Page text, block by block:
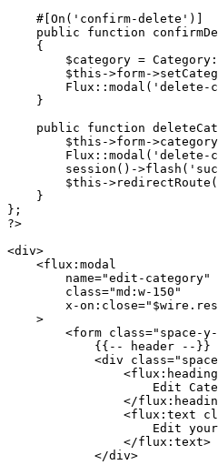
    #[
On ( 'confirm-delete' )
    public
function
    {
        $category
= Category
        $this
->form->
        Flux
:: modal ( 'delete-
    }
    public
function
        $this
->form->category
        Flux
:: modal ( 'delete-
        session
() ->flash (
        $this
->redirectRoute (
    }
};
?>
<div>
    <
flux : modal
        name
="edit-category"
        class=
"md:w-150"
        x
-on : close=" $wire
    >
        <
form class="space-
            {{
-- header -- }}
            <
div class=
                <
flux : heading
                    Edit
                </
flux :
                <
flux : text
                    Edit
your
                </
flux : text>
            </
div>